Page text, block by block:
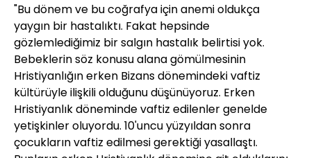
"Bu dönem ve bu coğrafya için anemi oldukça
yaygın bir hastalıktı. Fakat hepsinde
gözlemlediğimiz bir salgın hastalık belirtisi yok.
Bebeklerin söz konusu alana gömülmesinin
Hristiyanlığın erken Bizans dönemindeki vaftiz
kültürüyle ilişkili olduğunu düşünüyoruz. Erken
Hristiyanlık döneminde vaftiz edilenler genelde
yetişkinler oluyordu. 10'uncu yüzyıldan sonra
çocukların vaftiz edilmesi gerektiği yasallaştı.